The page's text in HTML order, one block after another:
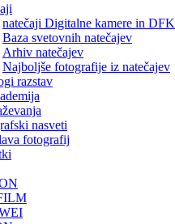
natečaji Digitalne kamere in DFK
Baza svetovnih natečajev
Arhiv natečajev
Najboljše fotografije iz natečajev
razstav
nasveti
fotografij